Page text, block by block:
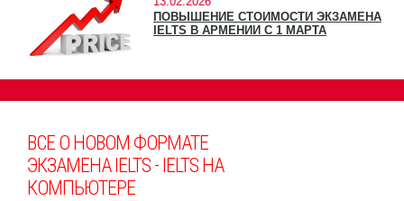
ПОВЫШЕНИЕ СТОИМОСТИ ЭКЗАМЕНА
IELTS В АРМЕНИИ С 1 МАРТА
ВСЕ О НОВОМ ФОРМАТЕ
ЭКЗАМЕНА IELTS - IELTS НА
КОМПЬЮТЕРЕ